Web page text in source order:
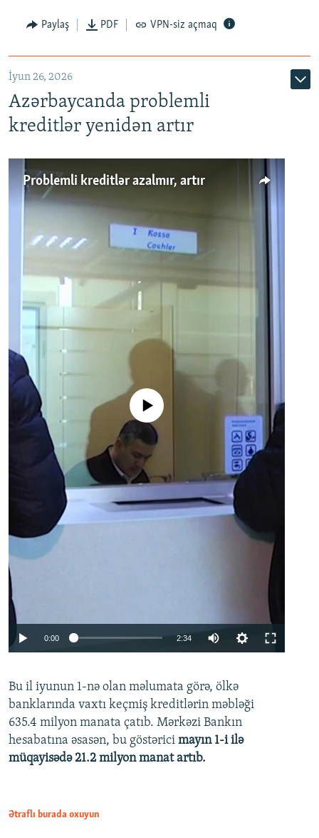
Auto 240p 360p 480p
720p 1080p
Paylaş PDF VPN-siz açmaq
İyun 26, 2026
Azərbaycanda problemli
kreditlər yenidən artır
Problemli kreditlər azalmır, artır
No media source currently available
0:00 2:34
360p
480p
720p
Bu il iyunun 1-nə olan məlumata görə, ölkə
banklarında vaxtı keçmiş kreditlərin məbləği
635.4 milyon manata çatıb. Mərkəzi Bankın
hesabatına əsasən, bu göstərici mayın 1-i ilə
müqayisədə 21.2 milyon manat artıb.
Ətraflı burada oxuyun